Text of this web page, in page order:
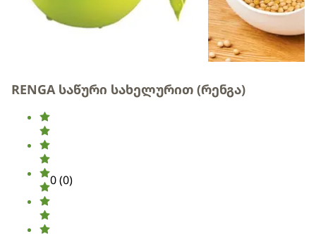
RENGA საწური სახელურით (რენგა)
0(0)